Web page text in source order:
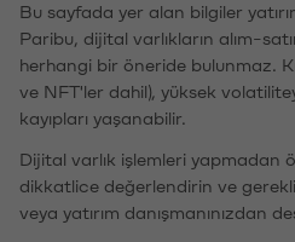
Bu sayfada yer alan bilgiler
Paribu, dijital varlıkların alım-
herhangi bir öneride bulunmaz.
ve NFT'ler dahil), yüksek
kayıpları yaşanabilir.
Dijital varlık işlemleri yapmadan
dikkatlice değerlendirin ve
veya yatırım danışmanınızdan